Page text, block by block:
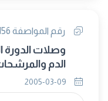
رقم المواصفة 3156 / 2005
الدم